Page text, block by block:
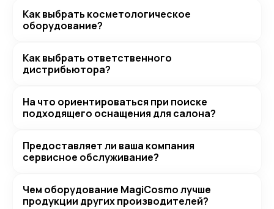
Как выбрать косметологическое
оборудование?
Как выбрать ответственного
дистрибьютора?
На что ориентироваться при поиске
подходящего оснащения для салона?
Предоставляет ли ваша компания
сервисное обслуживание?
Чем оборудование MagiCosmo лучше
продукции других производителей?